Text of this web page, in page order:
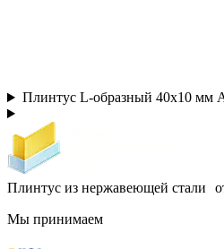
Плинтус L-образный 40х10 мм
Плинтус из нержавеющей стали
Мы принимаем